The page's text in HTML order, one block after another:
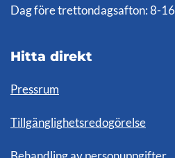
Dag före trettondagsafton: 8-16
Hitta direkt
Pressrum
Tillgänglighetsredogörelse